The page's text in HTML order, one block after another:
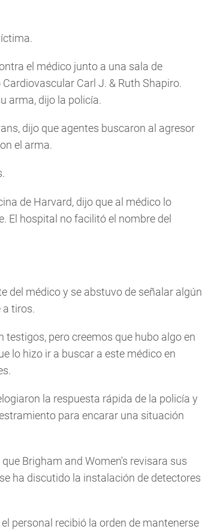
el médico junto a una sala de
Carl J. & Ruth Shapiro.
arma, dijo la policía.
dijo que agentes buscaron al agresor
el arma.
de Harvard, dijo que al médico lo
El hospital no facilitó el nombre del
del médico y se abstuvo de señalar algún
tiros.
testigos, pero creemos que hubo algo en
lo hizo ir a buscar a este médico en
la respuesta rápida de la policía y
para encarar una situación
Brigham and Women's revisara sus
ha discutido la instalación de detectores
personal recibió la orden de mantenerse